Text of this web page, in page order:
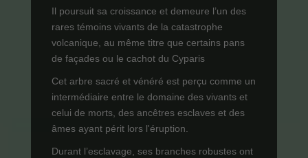
Il poursuit sa croissance et demeure l’un des
rares témoins vivants de la catastrophe
volcanique, au même titre que certains pans
de façades ou le cachot du Cyparis
Cet arbre sacré et vénéré est perçu comme un
intermédiaire entre le domaine des vivants et
celui de morts, des ancêtres esclaves et des
âmes ayant périt lors l'éruption.
Durant l’esclavage, ses branches robustes ont